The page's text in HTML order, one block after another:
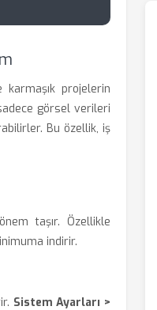
projelerin
görsel verileri
Bu özellik, iş
taşır. Özellikle
indirir.
Sistem Ayarları >